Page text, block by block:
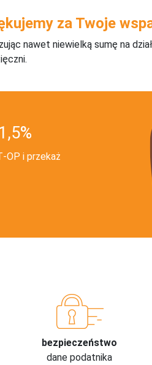
za Twoje
nawet niewielką sumę na
i przekaż
bezpieczeństwo
dane podatnika